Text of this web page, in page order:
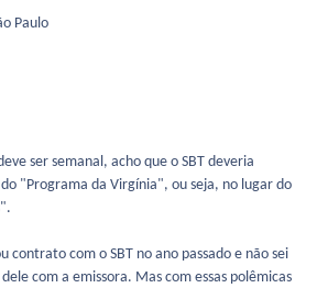
Paulo
ser semanal, acho que o SBT deveria
"Programa da Virgínia", ou seja, no lugar do
contrato com o SBT no ano passado e não sei
com a emissora. Mas com essas polêmicas